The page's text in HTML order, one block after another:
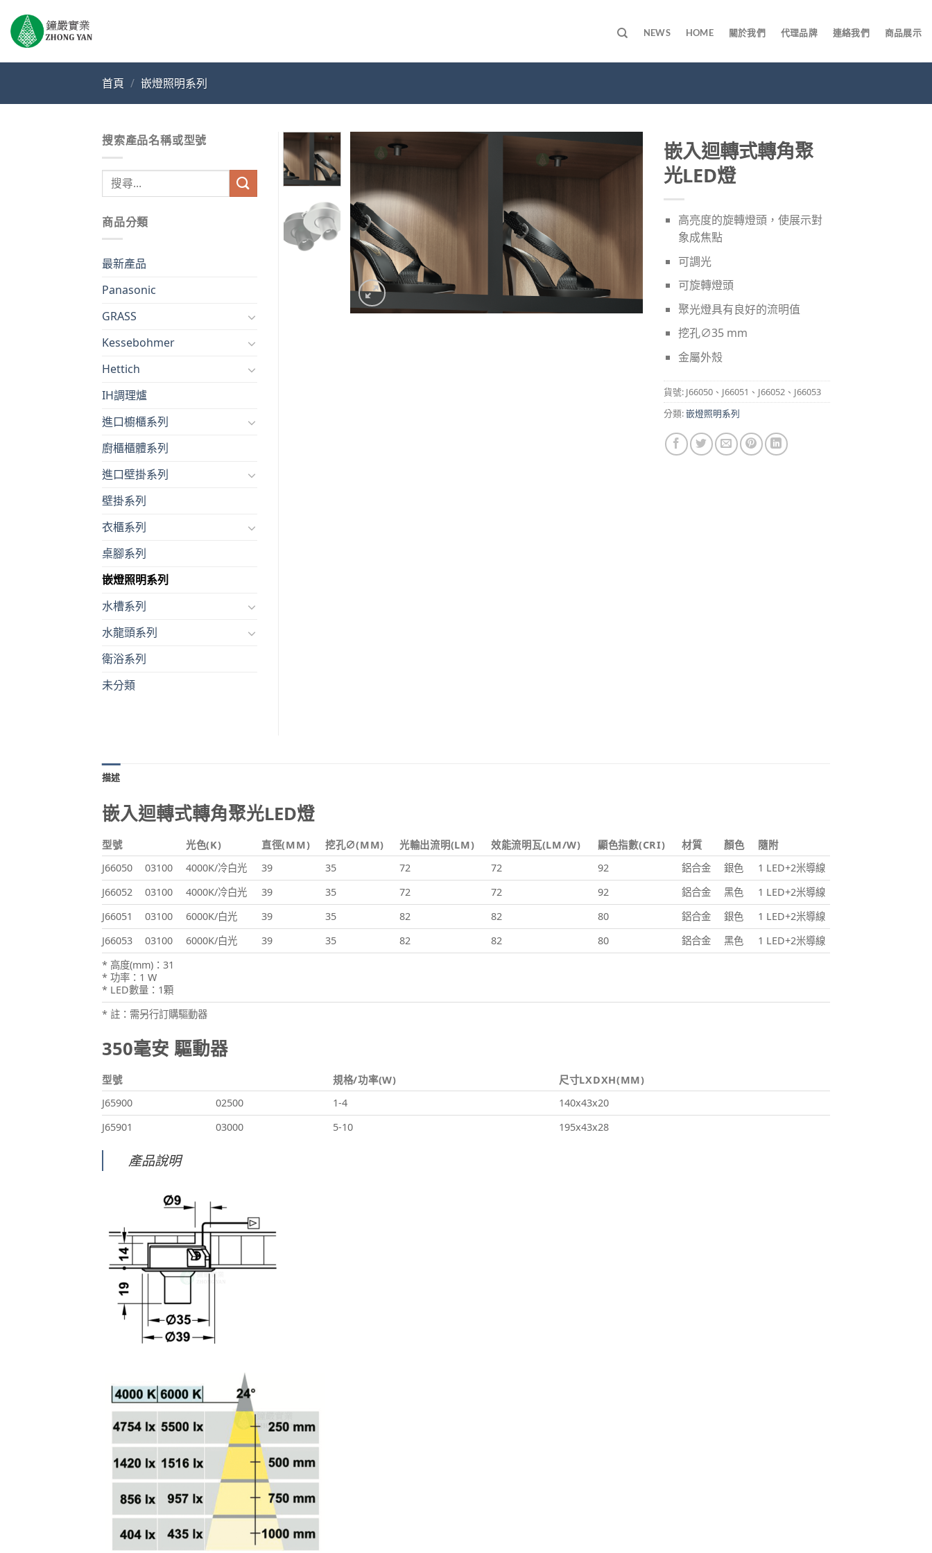
content
NEWS HOME 關於我們 代理品牌 連絡我們 商品展示
首頁 / 嵌燈照明系列
嵌入迴轉式轉角聚
光LED燈
高亮度的旋轉燈頭，使展示對
象成焦點
可調光
可旋轉燈頭
聚光燈具有良好的流明值
挖孔∅35 mm
金屬外殼
貨號: J66050、J66051、J66052、J66053
分類:嵌燈照明系列
搜索產品名稱或型號
鍵
字:
商品分類
最新產品
Panasonic
GRASS
Kessebohmer
Hettich
IH調理爐
進口櫥櫃系列
廚櫃櫃體系列
進口壁掛系列
壁掛系列
衣櫃系列
桌腳系列
嵌燈照明系列
水槽系列
水龍頭系列
衛浴系列
未分類
描述
嵌入迴轉式轉角聚光LED燈
型號 光色(K) 直徑(MM) 挖孔∅(MM) 光輸出流明(LM) 效能流明瓦(LM/W) 顯色指數(CRI) 材質 顏色
隨附
J66050
03100 4000K/冷白光 39 35 72 72 92 鋁合金 銀色
1 LED+2米導線
J66052
03100 4000K/冷白光 39 35 72 72 92 鋁合金 黑色
1 LED+2米導線
J66051
03100 6000K/白光 39 35 82 82 80 鋁合金 銀色
1 LED+2米導線
J66053
03100 6000K/白光 39 35 82 82 80 鋁合金 黑色
1 LED+2米導線
* 高度(mm)：31
* 功率：1 W
* LED數量：1顆
* 註：需另行訂購驅動器
350毫安 驅動器
型號 規格/功率(W)
尺寸LXDXH(MM)
J65900
02500 1-4
140x43x20
J65901
03000 5-10 195x43x28
產品說明